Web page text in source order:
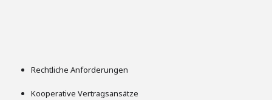
Rechtliche Anforderungen
Kooperative Vertragsansätze